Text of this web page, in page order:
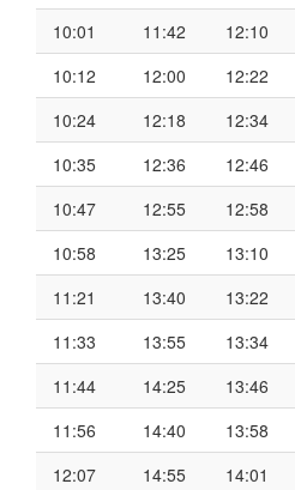
10:01
11:42 12:10
10:12
12:00 12:22
10:24
12:18 12:34
10:35
12:36 12:46
10:47
12:55 12:58
10:58
13:25 13:10
11:21
13:40 13:22
11:33
13:55 13:34
11:44
14:25 13:46
11:56
14:40 13:58
12:07
14:55 14:01